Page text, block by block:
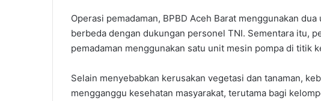
Operasi pemadaman, BPBD Aceh Barat menggunakan
berbeda dengan dukungan personel TNI. Sementara itu,
pemadaman menggunakan satu unit mesin pompa di titik
Selain menyebabkan kerusakan vegetasi dan tanaman,
mengganggu kesehatan masyarakat, terutama bagi